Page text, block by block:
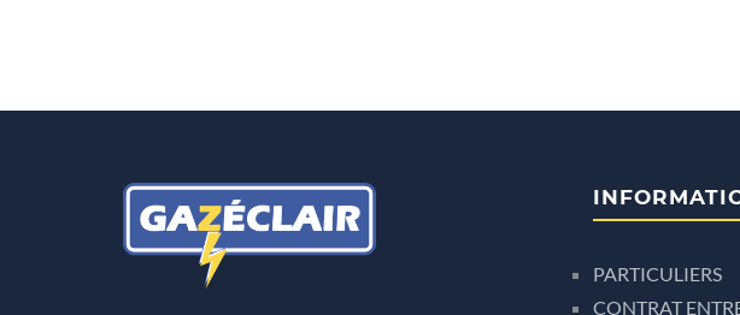
PARTICULIERS
CONTRAT